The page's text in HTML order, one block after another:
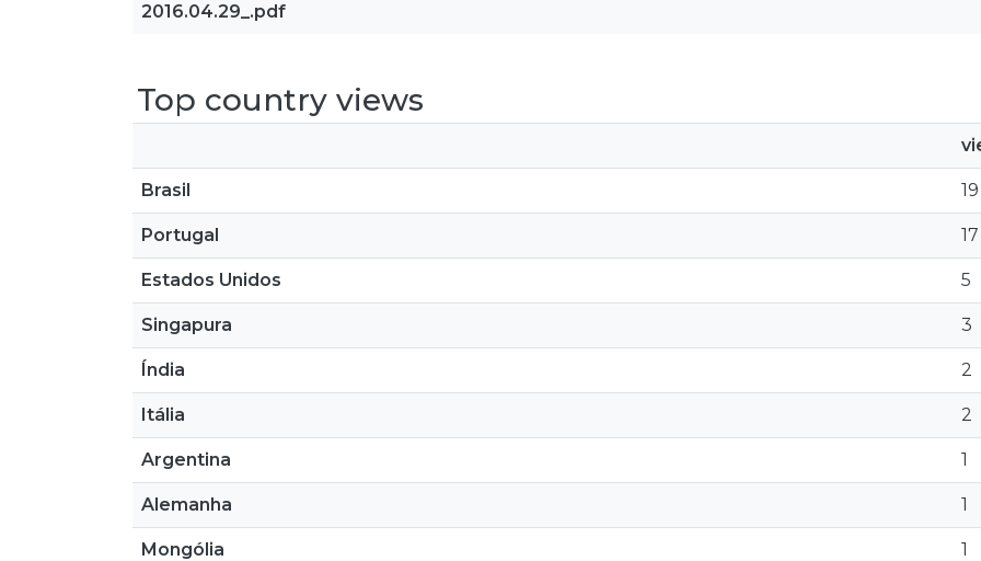
2016.04.29_.pdf
Top country views
Brasil 19
Portugal 17
Estados Unidos 5
Singapura 3
Índia 2
Itália 2
Argentina 1
Alemanha 1
Mongólia 1